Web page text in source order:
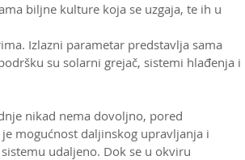
biljne kulture koja se uzgaja, te ih u
Izlazni parametar predstavlja sama
su solarni grejač, sistemi hlađenja i
nikad nema dovoljno, pored
mogućnost daljinskog upravljanja i
udaljeno. Dok se u okviru